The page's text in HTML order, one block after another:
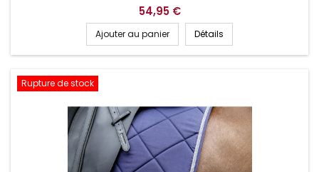
54,95 €
Ajouter au panier Détails
Rupture de stock